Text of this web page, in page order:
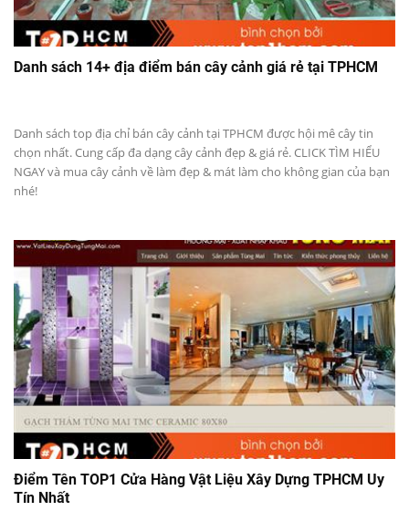
Danh sách 14+ địa điểm bán cây cảnh giá rẻ tại TPHCM
Danh sách top địa chỉ bán cây cảnh tại TPHCM được hội mê cây tin
chọn nhất. Cung cấp đa dạng cây cảnh đẹp & giá rẻ. CLICK TÌM HIỂU
NGAY và mua cây cảnh về làm đẹp & mát làm cho không gian của bạn
nhé!
Điểm Tên TOP1 Cửa Hàng Vật Liệu Xây Dựng TPHCM Uy
Tín Nhất